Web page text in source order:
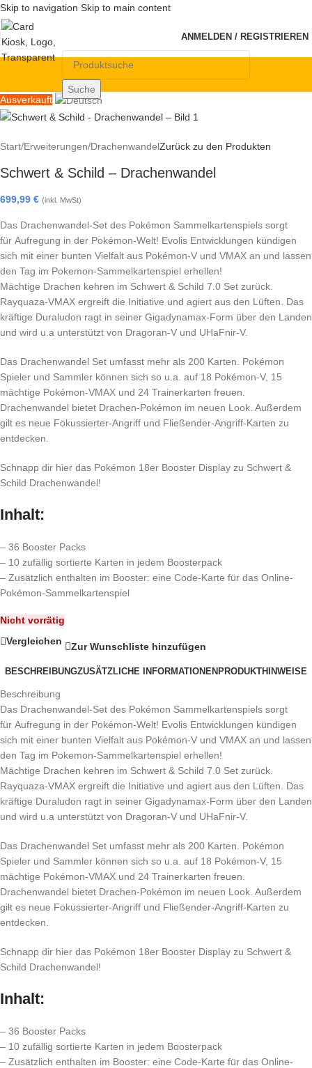
Skip to navigation Skip to main content
ANMELDEN / REGISTRIEREN
Suche
Ausverkauft
Start/Erweiterungen/DrachenwandelZurück zu den Produkten
Schwert & Schild – Drachenwandel
699,99 € (inkl. MwSt)
Das Drachenwandel-Set des Pokémon Sammelkartenspiels sorgt
für Aufregung in der Pokémon-Welt! Evolis Entwicklungen kündigen
sich mit einer bunten Vielfalt aus Pokémon-V und VMAX an und lassen
den Tag im Pokemon-Sammelkartenspiel erhellen!
Mächtige Drachen kehren im Schwert & Schild 7.0 Set zurück.
Rayquaza-VMAX ergreift die Initiative und agiert aus den Lüften. Das
kräftige Duraludon ragt in seiner Gigadynamax-Form über den Landen
und wird u.a unterstützt von Dragoran-V und UHaFnir-V.
Das Drachenwandel Set umfasst mehr als 200 Karten. Pokémon
Spieler und Sammler können sich so u.a. auf 18 Pokémon-V, 15
mächtige Pokémon-VMAX und 24 Trainerkarten freuen.
Drachenwandel bietet Drachen-Pokémon im neuen Look. Außerdem
gilt es neue Fokussierter-Angriff und Fließender-Angriff-Karten zu
entdecken.
Schnapp dir hier das Pokémon 18er Booster Display zu Schwert &
Schild Drachenwandel!
Inhalt:
– 36 Booster Packs
– 10 zufällig sortierte Karten in jedem Boosterpack
– Zusätzlich enthalten im Booster: eine Code-Karte für das Online-
Pokémon-Sammelkartenspiel
Nicht vorrätig
Vergleichen
Zur Wunschliste hinzufügen
BESCHREIBUNGZUSÄTZLICHE INFORMATIONENPRODUKTHINWEISE
Beschreibung
Das Drachenwandel-Set des Pokémon Sammelkartenspiels sorgt
für Aufregung in der Pokémon-Welt! Evolis Entwicklungen kündigen
sich mit einer bunten Vielfalt aus Pokémon-V und VMAX an und lassen
den Tag im Pokemon-Sammelkartenspiel erhellen!
Mächtige Drachen kehren im Schwert & Schild 7.0 Set zurück.
Rayquaza-VMAX ergreift die Initiative und agiert aus den Lüften. Das
kräftige Duraludon ragt in seiner Gigadynamax-Form über den Landen
und wird u.a unterstützt von Dragoran-V und UHaFnir-V.
Das Drachenwandel Set umfasst mehr als 200 Karten. Pokémon
Spieler und Sammler können sich so u.a. auf 18 Pokémon-V, 15
mächtige Pokémon-VMAX und 24 Trainerkarten freuen.
Drachenwandel bietet Drachen-Pokémon im neuen Look. Außerdem
gilt es neue Fokussierter-Angriff und Fließender-Angriff-Karten zu
entdecken.
Schnapp dir hier das Pokémon 18er Booster Display zu Schwert &
Schild Drachenwandel!
Inhalt:
– 36 Booster Packs
– 10 zufällig sortierte Karten in jedem Boosterpack
– Zusätzlich enthalten im Booster: eine Code-Karte für das Online-